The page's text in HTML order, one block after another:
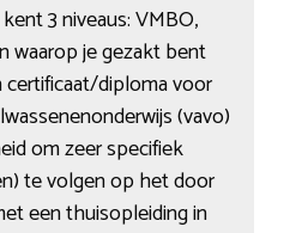
3 niveaus: VMBO,
waarop je gezakt bent
diploma voor
(vavo)
om zeer specifiek
te volgen op het door
een thuisopleiding in